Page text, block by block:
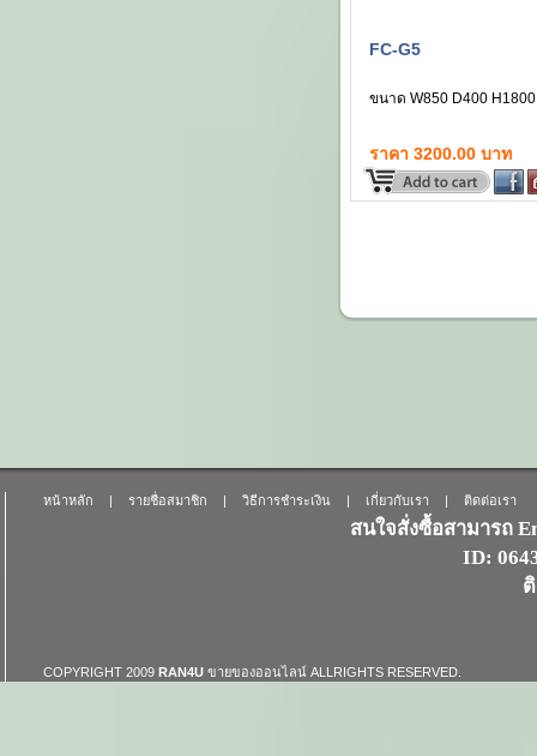
FC-G5
ขนาด W850 D400
ราคา 3200.00 บาท
หน้าหลัก | รายชื่อสมาชิก | วิธีการชำระเงิน | เกี่ยวกับเรา | ติดต่อเรา
สนใจสั่งซื้อสามารถ
ID:
COPYRIGHT 2009 RAN4U ขายของออนไลน์ ALLRIGHTS RESERVED.